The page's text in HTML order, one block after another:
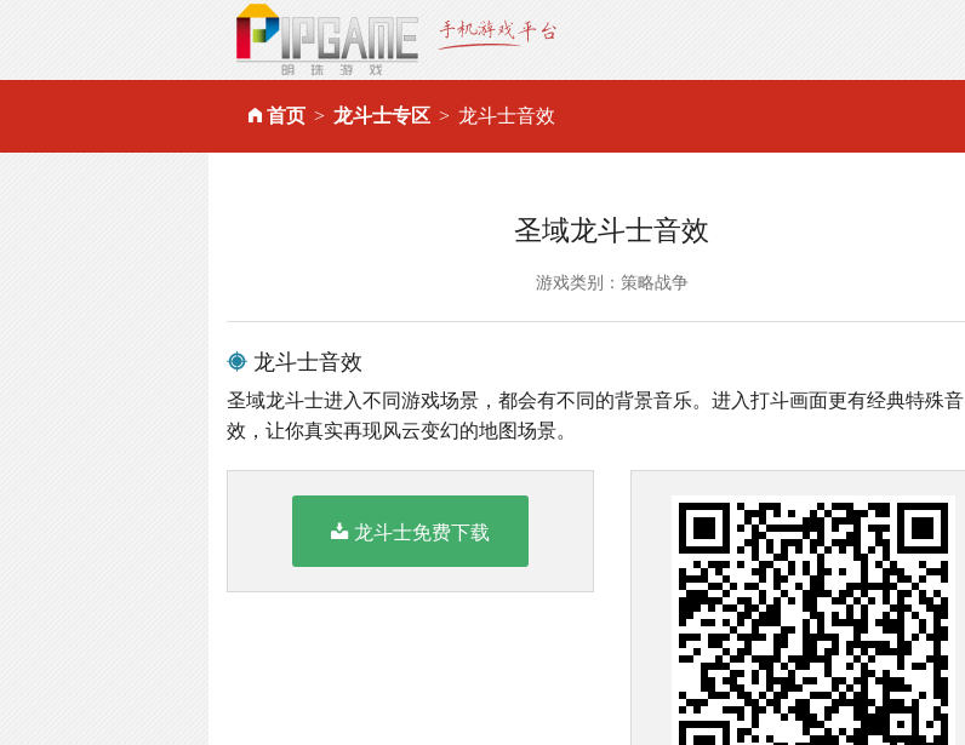
首页 龙斗士专区 龙斗士音效
圣域龙斗士音效
游戏类别：策略战争
龙斗士音效
圣域龙斗士进入不同游戏场景，都会有不同的背景音乐。进入打斗画面更有经典特殊音
效，让你真实再现风云变幻的地图场景。
龙斗士免费下载